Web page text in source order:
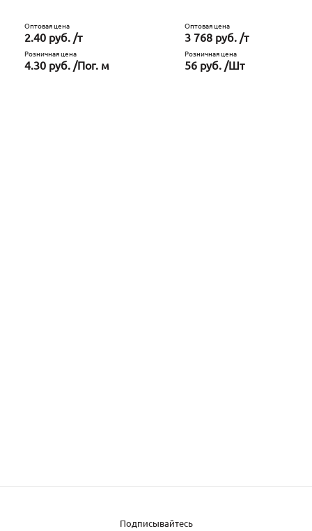
Оптовая цена
2.40 руб. /т
Розничная цена
4.30 руб. /Пог. м
Оптовая цена
3 768 руб. /т
Розничная цена
56 руб. /Шт
Подписывайтесь